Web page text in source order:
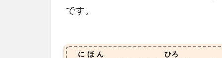
です。
にほん ひろ